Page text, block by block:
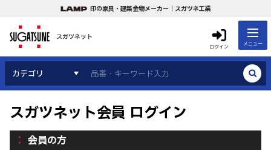
印の家具・建築金物メーカー｜スガツネ工業
スガツネット
ログイン メニュー
カテゴリ
スガツネット会員 ログイン
会員の方